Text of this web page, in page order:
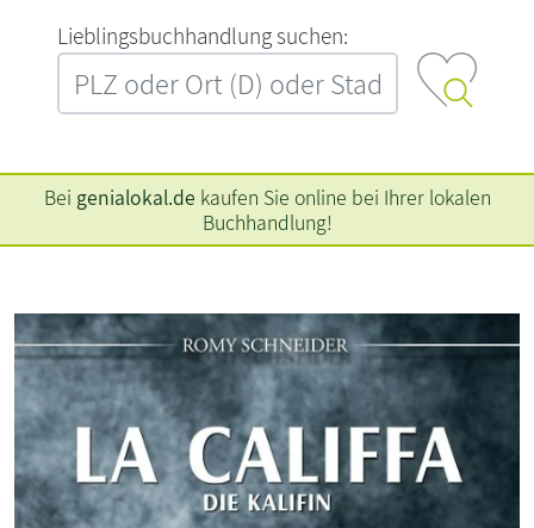
L‍i‍e‍b‍l‍i‍n‍g‍s‍b‍u‍c‍h‍h‍a‍n‍d‍l‍u‍n‍g‍ ‍s‍u‍c‍h‍e‍n‍:‍
Bei genialokal.de kaufen Sie online bei Ihrer lokalen
Buchhandlung!